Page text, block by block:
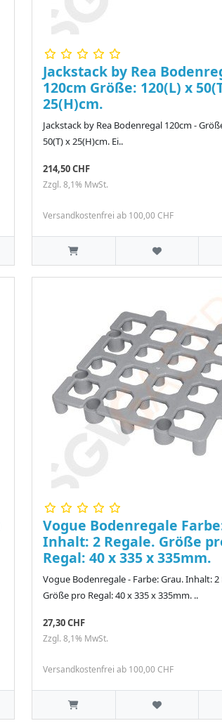
Jackstack by Rea
120cm Größe: 120(L) x
25(H)cm.
Jackstack by Rea Bodenregal 120cm -
50(T) x 25(H)cm. Ei..
214,50 CHF
Zzgl. 8,1% MwSt.
Versandkostenfrei ab 100,00 CHF
Vogue Bodenregale
Inhalt: 2 Regale. Größe
Regal: 40 x 335 x 335mm.
Vogue Bodenregale - Farbe: Grau. Inhalt: 2
Größe pro Regal: 40 x 335 x 335mm. ..
27,30 CHF
Zzgl. 8,1% MwSt.
Versandkostenfrei ab 100,00 CHF